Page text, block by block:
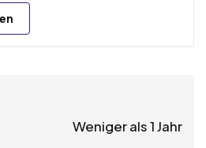
Weniger als 1 Jahr